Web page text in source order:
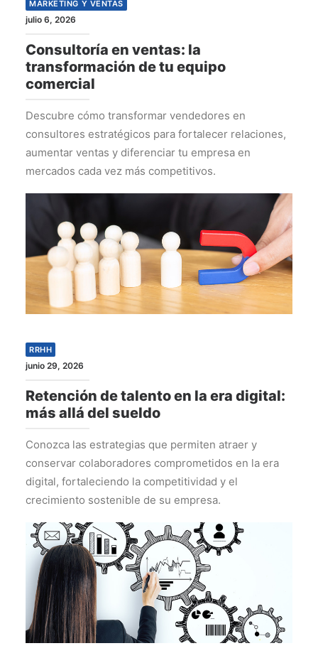
MARKETING Y VENTAS
julio 6, 2026
Consultoría en ventas: la
transformación de tu equipo
comercial
Descubre cómo transformar vendedores en
consultores estratégicos para fortalecer relaciones,
aumentar ventas y diferenciar tu empresa en
mercados cada vez más competitivos.
RRHH
junio 29, 2026
Retención de talento en la era digital:
más allá del sueldo
Conozca las estrategias que permiten atraer y
conservar colaboradores comprometidos en la era
digital, fortaleciendo la competitividad y el
crecimiento sostenible de su empresa.